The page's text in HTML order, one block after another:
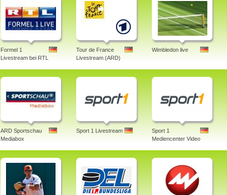
Formel 1
Livestream bei RTL
Tour de France
Livestream (ARD)
Wimbledon live
ARD Sportschau
Mediabox
Sport 1 Livestream
Sport 1
Mediencenter Video